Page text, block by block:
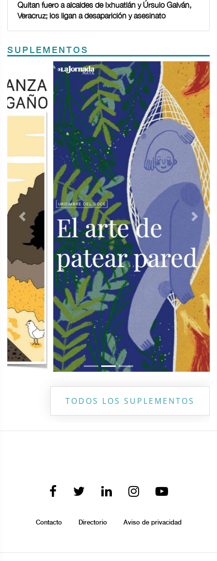
Quitan fuero a alcaldes de Ixhuatlán y Úrsulo Galván,
Veracruz; los ligan a desaparición y asesinato
SUPLEMENTOS
Previous Next
TODOS LOS SUPLEMENTOS
Contacto Directorio Aviso de privacidad